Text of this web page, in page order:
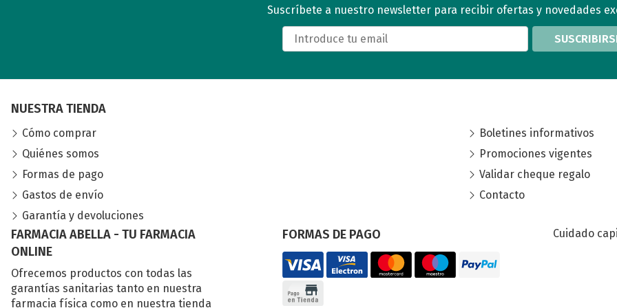
Suscríbete a nuestro newsletter para recibir ofertas y novedades
FARMACIA ABELLA - TU FARMACIA
ONLINE
Ofrecemos productos con todas las
garantías sanitarias tanto en nuestra
farmacia física como en nuestra tienda
FORMAS DE PAGO
NUESTRA TIENDA
Cómo comprar
Quiénes somos
Formas de pago
Gastos de envío
Garantía y devoluciones
Boletines informativos
Promociones vigentes
Validar cheque regalo
Contacto
Cuidado